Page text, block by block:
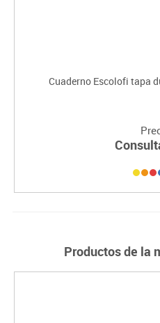
Cuaderno Escolofi tapa
Productos de la